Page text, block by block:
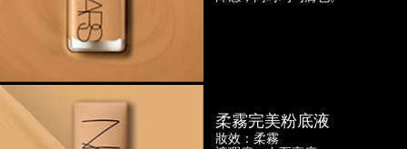
柔霧完美粉底液
妝效：柔霧